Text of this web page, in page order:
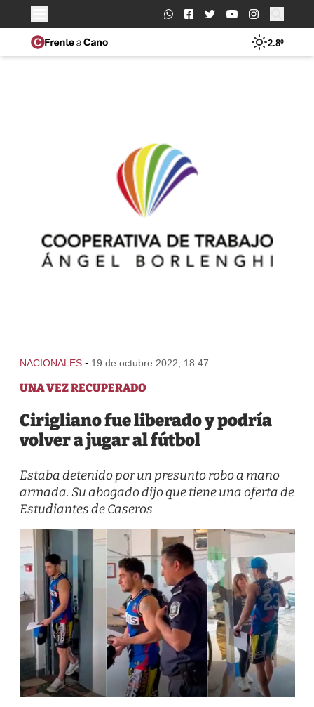
Buscar:
2.8º
NACIONALES - 19 de octubre 2022, 18:47
UNA VEZ RECUPERADO
Cirigliano fue liberado y podría
volver a jugar al fútbol
Estaba detenido por un presunto robo a mano
armada. Su abogado dijo que tiene una oferta de
Estudiantes de Caseros